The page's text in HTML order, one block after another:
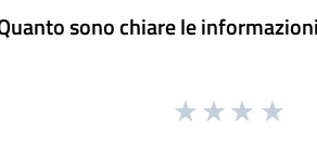
sono chiare le